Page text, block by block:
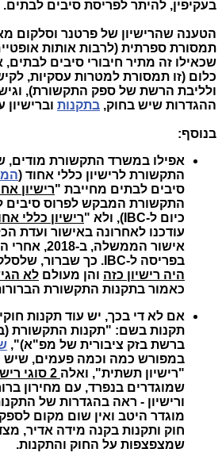
בעקיפין, להיתר לפריסת סיבים לבתים.
הטענה שהרישיון של פרטנר וסלקום
תמסורת ספרתית (לרבות אותות
שכאילו זה מתיר חיבורי סיבים
כלום (זו תמסורת למטרות עסקיות,
ולליבת הרשת של ספק התקשורת),
ההגדרות שיש בחוק, בתקנות וברישיון
בנוסף:
אפילו במשרד התקשורת מודים,
התקשורת לרישיון כללי אחוד (
סיבים לבתים מחייבת "רישיון
התקשורת המבקש לפרוס סיבים
כיום ל-IBC), ולא "
רישיון כללי
עודכנו לאחרונה באישור ועדת
אישור
בפריסה ל-IBC. כך שברור, שלסלקום ופרטנר
היה רישיון כזה והן מעולם לא
כאמור בתקנות התקשורת
אם לא די בכך, יש עוד תקנות
תקנות בשם: "תקנות התקשורת
ברשת בזק ציבורית של מפ"א)",
במפורש כמה וכמה פעמים, שיש
"רישיון תשתית", ואלה
שמוגדרים בנפרד, עם מחירון
ורישיון - ראה בהגדרות של
מוגדר היטב ואין שום מקום
חוק ותקנות בקנה מידה אדיר,
שמצפצפות על החוק והתקנות.